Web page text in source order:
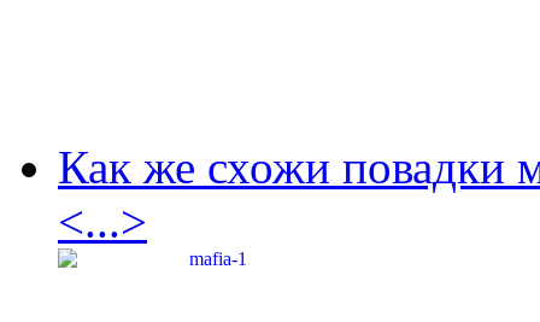
Как же схожи повадки
<...>